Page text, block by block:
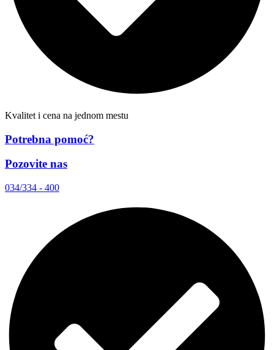
Kvalitet i cena na jednom mestu
Potrebna pomoć?
Pozovite nas
034/334 - 400